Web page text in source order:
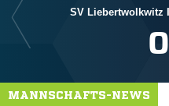
SV Liebertwolkwitz I

MANNSCHAFTS-NEWS